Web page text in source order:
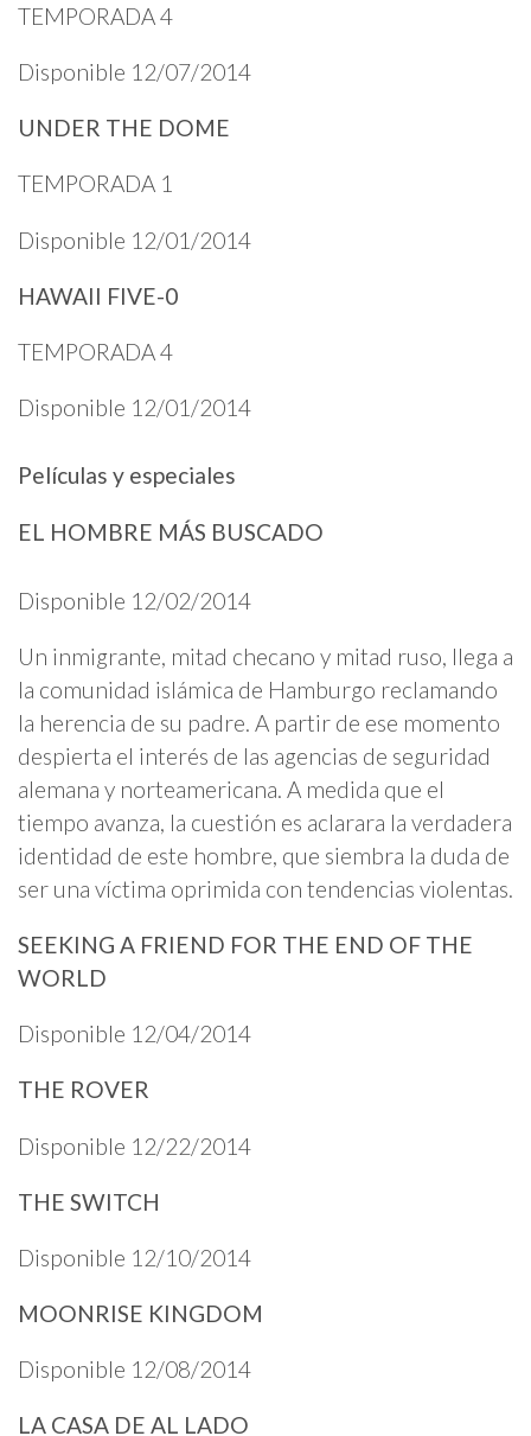
TEMPORADA 4
Disponible 12/07/2014
UNDER THE DOME
TEMPORADA 1
Disponible 12/01/2014
HAWAII FIVE-0
TEMPORADA 4
Disponible 12/01/2014
Películas y especiales
EL HOMBRE MÁS BUSCADO
Disponible 12/02/2014
Un inmigrante, mitad checano y mitad ruso, llega a
la comunidad islámica de Hamburgo reclamando
la herencia de su padre. A partir de ese momento
despierta el interés de las agencias de seguridad
alemana y norteamericana. A medida que el
tiempo avanza, la cuestión es aclarara la verdadera
identidad de este hombre, que siembra la duda de
ser una víctima oprimida con tendencias violentas.
SEEKING A FRIEND FOR THE END OF THE
WORLD
Disponible 12/04/2014
THE ROVER
Disponible 12/22/2014
THE SWITCH
Disponible 12/10/2014
MOONRISE KINGDOM
Disponible 12/08/2014
LA CASA DE AL LADO